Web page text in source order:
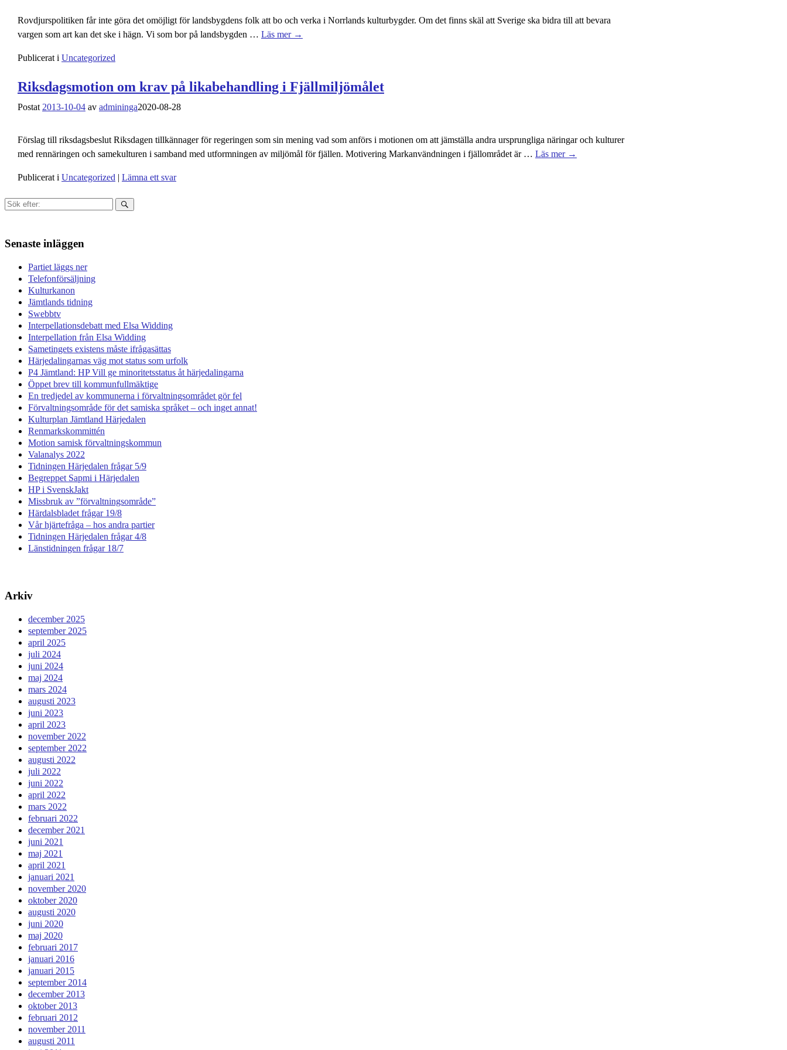
Rovdjurspolitiken får inte göra det omöjligt för landsbygdens folk att bo och verka i Norrlands kulturbygder. Om det finns skäl att Sverige ska bidra till att bevara
vargen som art kan det ske i hägn. Vi som bor på landsbygden … Läs mer →
Publicerat i Uncategorized
Riksdagsmotion om krav på likabehandling i Fjällmiljömålet
Postat 2013-10-04 av admininga2020-08-28
Förslag till riksdagsbeslut Riksdagen tillkännager för regeringen som sin mening vad som anförs i motionen om att jämställa andra ursprungliga näringar och kulturer
med rennäringen och samekulturen i samband med utformningen av miljömål för fjällen. Motivering Markanvändningen i fjällområdet är … Läs mer →
Publicerat i Uncategorized | Lämna ett svar
Sök
Senaste inläggen
Partiet läggs ner
Telefonförsäljning
Kulturkanon
Jämtlands tidning
Swebbtv
Interpellationsdebatt med Elsa Widding
Interpellation från Elsa Widding
Sametingets existens måste ifrågasättas
Härjedalingarnas väg mot status som urfolk
P4 Jämtland: HP Vill ge minoritetsstatus åt härjedalingarna
Öppet brev till kommunfullmäktige
En tredjedel av kommunerna i förvaltningsområdet gör fel
Förvaltningsområde för det samiska språket – och inget annat!
Kulturplan Jämtland Härjedalen
Renmarkskommittén
Motion samisk förvaltningskommun
Valanalys 2022
Tidningen Härjedalen frågar 5/9
Begreppet Sapmi i Härjedalen
HP i SvenskJakt
Missbruk av ”förvaltningsområde”
Härdalsbladet frågar 19/8
Vår hjärtefråga – hos andra partier
Tidningen Härjedalen frågar 4/8
Länstidningen frågar 18/7
Arkiv
december 2025
september 2025
april 2025
juli 2024
juni 2024
maj 2024
mars 2024
augusti 2023
juni 2023
april 2023
november 2022
september 2022
augusti 2022
juli 2022
juni 2022
april 2022
mars 2022
februari 2022
december 2021
juni 2021
maj 2021
april 2021
januari 2021
november 2020
oktober 2020
augusti 2020
juni 2020
maj 2020
februari 2017
januari 2016
januari 2015
september 2014
december 2013
oktober 2013
februari 2012
november 2011
augusti 2011